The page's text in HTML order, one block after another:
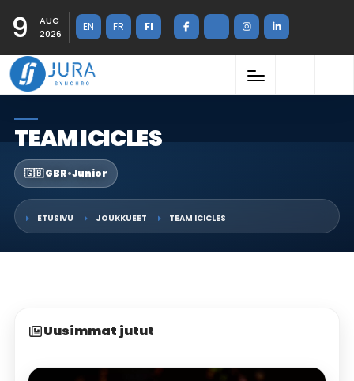
9
AUG
2026
EN FR FI
TEAM ICICLES
🇬🇧 GBR•Junior
ETUSIVU JOUKKUEET TEAM ICICLES
Uusimmat jutut